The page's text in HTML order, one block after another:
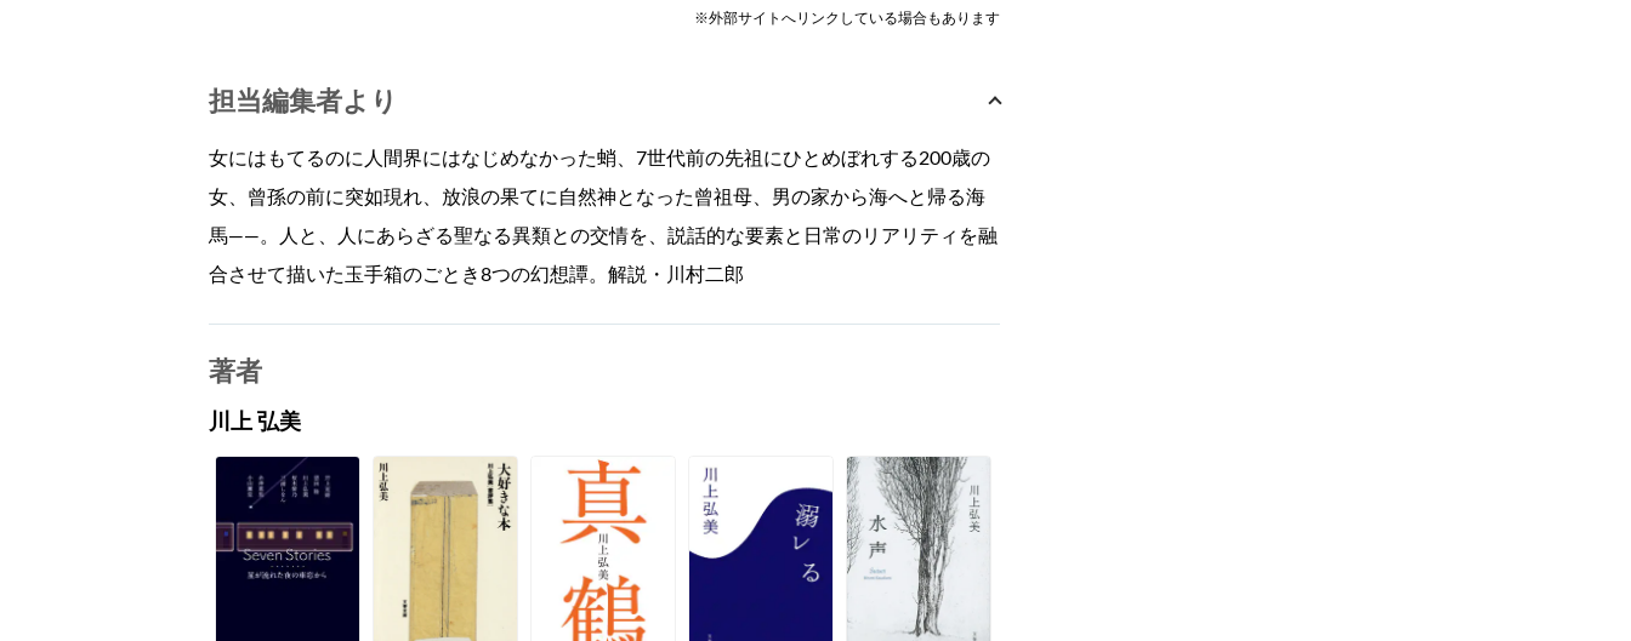
※外部サイトへリンクしている場合もあります
担当編集者より
女にはもてるのに人間界にはなじめなかった蛸、7世代前の先祖にひとめぼれする200歳の
女、曾孫の前に突如現れ、放浪の果てに自然神となった曾祖母、男の家から海へと帰る海
馬——。人と、人にあらざる聖なる異類との交情を、説話的な要素と日常のリアリティを融
合させて描いた玉手箱のごとき8つの幻想譚。解説・川村二郎
著者
川上 弘美